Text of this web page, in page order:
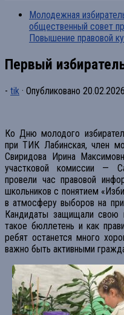
Молодежная
общественный совет
Повышение правовой
Первый
- tik · Опубликовано 20.02.2026
Ко Дню молодого
при ТИК Лабинская, член
Свиридова Ирина
участковой комиссии —
провели час правовой
школьников с понятием
в атмосферу выборов на
Кандидаты защищали свою
такое бюллетень и как
ребят останется много
важно быть активными